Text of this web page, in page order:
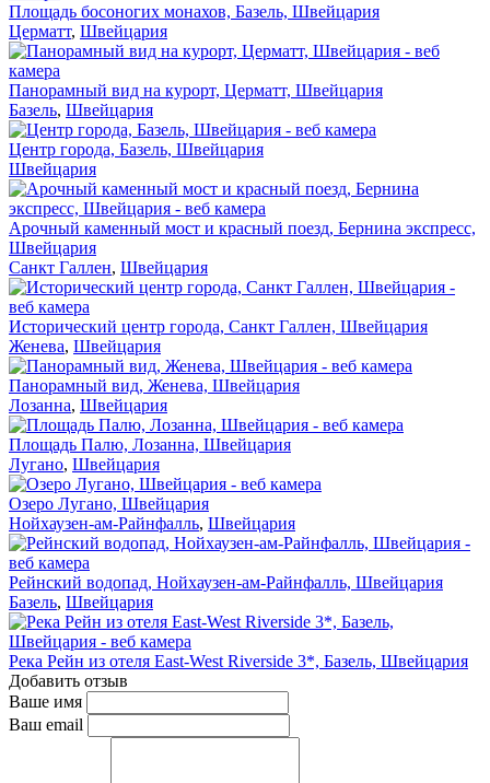
Площадь босоногих монахов, Базель, Швейцария
Церматт, Швейцария
Панорамный вид на курорт, Церматт, Швейцария
Базель, Швейцария
Центр города, Базель, Швейцария
Швейцария
Арочный каменный мост и красный поезд, Бернина экспресс,
Швейцария
Санкт Галлен, Швейцария
Исторический центр города, Санкт Галлен, Швейцария
Женева, Швейцария
Панорамный вид, Женева, Швейцария
Лозанна, Швейцария
Площадь Палю, Лозанна, Швейцария
Лугано, Швейцария
Озеро Лугано, Швейцария
Нойхаузен-ам-Райнфалль, Швейцария
Рейнский водопад, Нойхаузен-ам-Райнфалль, Швейцария
Базель, Швейцария
Река Рейн из отеля East-West Riverside 3*, Базель, Швейцария
Добавить отзыв
Ваше имя
Ваш email